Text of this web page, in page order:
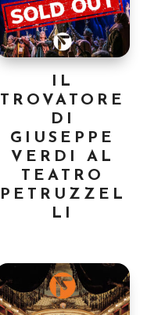
IL
TROVATORE
DI
GIUSEPPE
VERDI AL
TEATRO
PETRUZZEL
LI